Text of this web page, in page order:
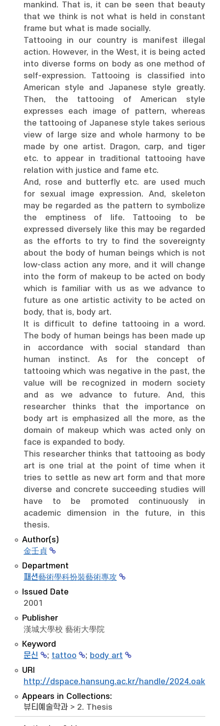
mankind. That is, it can be seen that beauty
that we think is not what is held in constant
frame but what is made socially.
Tattooing in our country is manifest illegal
action. However, in the West, it is being acted
into diverse forms on body as one method of
self-expression. Tattooing is classified into
American style and Japanese style greatly.
Then, the tattooing of American style
expresses each image of pattern, whereas
the tattooing of Japanese style takes serious
view of large size and whole harmony to be
made by one artist. Dragon, carp, and tiger
etc. to appear in traditional tattooing have
relation with justice and fame etc.
And, rose and butterfly etc. are used much
for sexual image expression. And, skeleton
may be regarded as the pattern to symbolize
the emptiness of life. Tattooing to be
expressed diversely like this may be regarded
as the efforts to try to find the sovereignty
about the body of human beings which is not
low-class action any more, and it will change
into the form of makeup to be acted on body
which is familiar with us as we advance to
future as one artistic activity to be acted on
body, that is, body art.
It is difficult to define tattooing in a word.
The body of human beings has been made up
in accordance with social standard than
human instinct. As for the concept of
tattooing which was negative in the past, the
value will be recognized in modern society
and as we advance to future. And, this
researcher thinks that the importance on
body art is emphasized all the more, as the
domain of makeup which was acted only on
face is expanded to body.
This researcher thinks that tattooing as body
art is one trial at the point of time when it
tries to settle as new art form and that more
diverse and concrete succeeding studies will
have to be promoted continuously in
academic dimension in the future, in this
thesis.
Author(s)
金壬貞
Department
패션藝術學科扮裝藝術專攻
Issued Date
2001
Publisher
漢城大學校 藝術大學院
Keyword
문신
; tattoo ; body art
URI
http://dspace.hansung.ac.kr/handle/2024.oak/
Appears in Collections:
뷰티예술학과 > 2. Thesis